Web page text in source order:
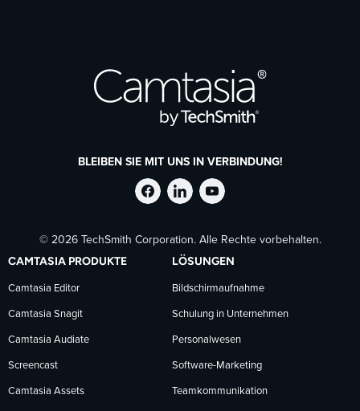
BLEIBEN SIE MIT UNS IN VERBINDUNG!
TechSmith
auf
Facebook
folgen
TechSmith
auf
LinkedIn
folgen
TechSmith
auf
YouTube
folgen
© 2026 TechSmith Corporation. Alle Rechte vorbehalten.
CAMTASIA PRODUKTE
Camtasia Editor
Camtasia Snagit
Camtasia Audiate
Screencast
Camtasia Assets
LÖSUNGEN
Bildschirmaufnahme
Schulung in Unternehmen
Personalwesen
Software-Marketing
Teamkommunikation